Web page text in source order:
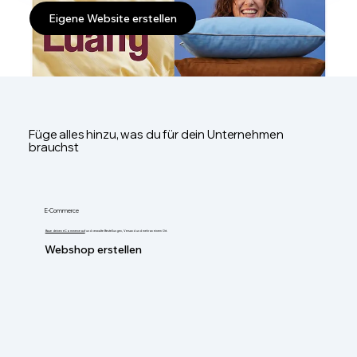
Eigene Website erstellen
Füge alles hinzu, was du für dein Unternehmen
brauchst
E-Commerce
Baue deinen eCommerce aufund verwalte Bestellungen, Versand und mehr an einem Ort.
Webshop erstellen